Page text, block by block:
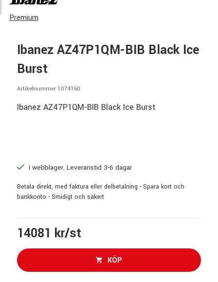
Premium
Ibanez AZ47P1QM-BIB Black Ice
Burst
Artikelnummer 1074160
Ibanez AZ47P1QM-BIB Black Ice Burst
I webblager. Leveranstid 3-6 dagar
Betala direkt, med faktura eller delbetalning - Spara kort och
bankkonto - Smidigt och säkert
14081 kr/st
KÖP